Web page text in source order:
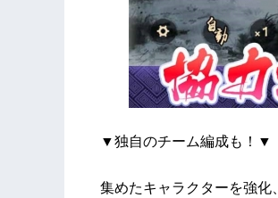
▼独自のチーム編成も！▼
集めたキャラクターを強化